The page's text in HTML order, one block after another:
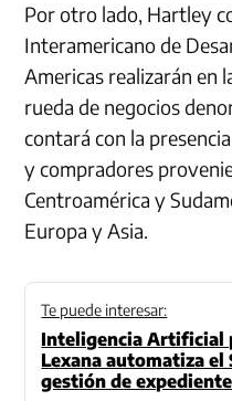
Por otro lado, Hartley
Interamericano de
Americas realizarán en
rueda de negocios
contará con la
y compradores
Centroamérica y
Europa y Asia.
Te puede interesar:
Inteligencia Artificial
Lexana automatiza el
gestión de